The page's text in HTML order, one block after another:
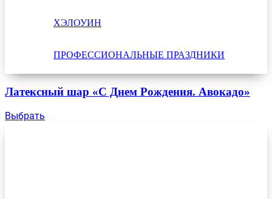
ХЭЛОУИН
ПРОФЕССИОНАЛЬНЫЕ ПРАЗДНИКИ
Латексный шар «С Днем Рождения. Авокадо»
Выбрать